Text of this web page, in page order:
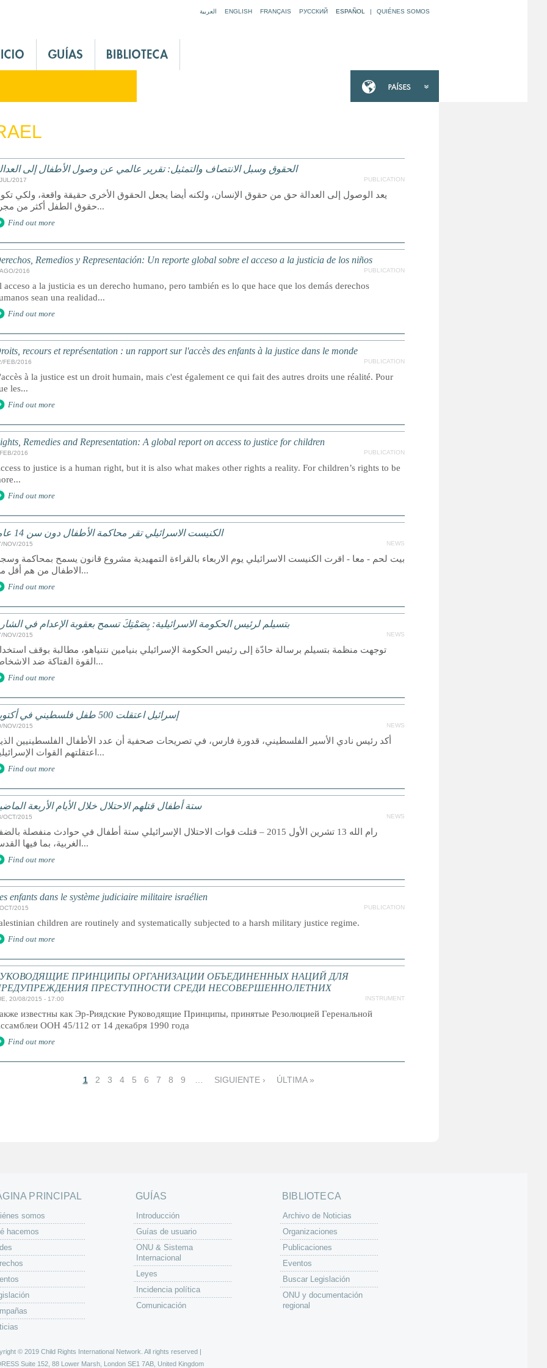
العربية ENGLISH FRANÇAIS РУССКИЙ ESPAÑOL | QUIÉNES SOMOS
الحقوق وسبل الانتصاف والتمثيل: تقرير عالمي عن وصول الأطفال إلى
2017 PUBLICATION
يعد الوصول إلى العدالة حق من حقوق الإنسان، ولكنه أيضا يجعل الحقوق الأخرى حقيقة واقعة، ولكي
حقوق الطفل أكثر من مجرد...
Find out more
Remedios y Representación: Un reporte global sobre el acceso a la justicia de los niños
2016 PUBLICATION
acceso a la justicia es un derecho humano, pero también es lo que hace que los demás derechos
sean una realidad...
Find out more
recours et représentation : un rapport sur l'accès des enfants à la justice dans le monde
FEB/2016 PUBLICATION
à la justice est un droit humain, mais c'est également ce qui fait des autres droits une réalité. Pour
les...
Find out more
Remedies and Representation: A global report on access to justice for children
2016 PUBLICATION
to justice is a human right, but it is also what makes other rights a reality. For children’s rights to be
Find out more
الكنيست الاسرائيلي تقر محاكمة الأطفال دون سن 14 عاما
NOV/2015 NEWS
بيت لحم - معا - اقرت الكنيست الاسرائيلي يوم الاربعاء بالقراءة التمهيدية مشروع قانون يسمح بمحاكمة
الاطفال من هم أقل من...
Find out more
بتسيلم لرئيس الحكومة الاسرائيلية: بِصَمْتِكَ تسمح بعقوبة الإعدام في
NOV/2015 NEWS
توجهت منظمة بتسيلم برسالة حادّة إلى رئيس الحكومة الإسرائيلي بنيامين نتنياهو، مطالبة بوقف
القوة الفتاكة ضد الاشخاص...
Find out more
إسرائيل اعتقلت 500 طفل فلسطيني في أكتوبر
NOV/2015 NEWS
أكد رئيس نادي الأسير الفلسطيني، قدورة فارس، في تصريحات صحفية أن عدد الأطفال الفلسطينيين
اعتقلتهم القوات الإسرائيلية...
Find out more
ستة أطفال قتلهم الاحتلال خلال الأيام الأربعة
OCT/2015 NEWS
رام الله 13 تشرين الأول 2015 – قتلت قوات الاحتلال الإسرائيلي ستة أطفال في حوادث منفصلة
الغربية، بما فيها القدس...
Find out more
enfants dans le système judiciaire militaire israélien
2015 PUBLICATION
children are routinely and systematically subjected to a harsh military justice regime.
Find out more
ПРИНЦИПЫ ОРГАНИЗАЦИИ ОБЪЕДИНЕННЫХ НАЦИЙ ДЛЯ
ПРЕСТУПНОСТИ СРЕДИ НЕСОВЕРШЕННОЛЕТНИХ
20/08/2015 - 17:00 INSTRUMENT
известны как Эр-Риядские Руководящие Принципы, принятые Резолюцией Геренальной
ООН 45/112 от 14 декабря 1990 года
Find out more
1 2 3 4 5 6 7 8 9 SIGUIENTE › ÚLTIMA »
PRINCIPAL
somos
hacemos
GUÍAS
Introducción
Guías de usuario
ONU & Sistema
Internacional
Leyes
Incidencia política
Comunicación
BIBLIOTECA
Archivo de Noticias
Organizaciones
Publicaciones
Eventos
Buscar Legislación
ONU y documentación
regional
© 2019 Child Rights International Network. All rights reserved |
Suite 152, 88 Lower Marsh, London SE1 7AB, United Kingdom